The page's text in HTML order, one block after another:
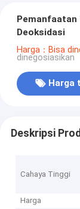
Pemanfaatan
Deoksidasi
Harga：Bisa
dinegosiasikan
Harga
Deskripsi
Cahaya Tinggi
Harga